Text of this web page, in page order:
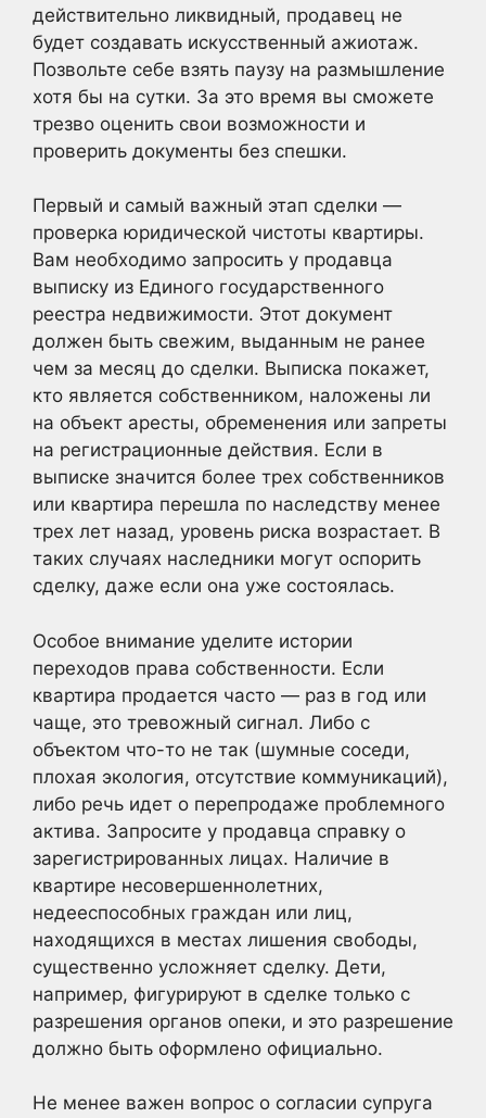
действительно ликвидный, продавец не
будет создавать искусственный ажиотаж.
Позвольте себе взять паузу на размышление
хотя бы на сутки. За это время вы сможете
трезво оценить свои возможности и
проверить документы без спешки.
Первый и самый важный этап сделки —
проверка юридической чистоты квартиры.
Вам необходимо запросить у продавца
выписку из Единого государственного
реестра недвижимости. Этот документ
должен быть свежим, выданным не ранее
чем за месяц до сделки. Выписка покажет,
кто является собственником, наложены ли
на объект аресты, обременения или запреты
на регистрационные действия. Если в
выписке значится более трех собственников
или квартира перешла по наследству менее
трех лет назад, уровень риска возрастает. В
таких случаях наследники могут оспорить
сделку, даже если она уже состоялась.
Особое внимание уделите истории
переходов права собственности. Если
квартира продается часто — раз в год или
чаще, это тревожный сигнал. Либо с
объектом что-то не так (шумные соседи,
плохая экология, отсутствие коммуникаций),
либо речь идет о перепродаже проблемного
актива. Запросите у продавца справку о
зарегистрированных лицах. Наличие в
квартире несовершеннолетних,
недееспособных граждан или лиц,
находящихся в местах лишения свободы,
существенно усложняет сделку. Дети,
например, фигурируют в сделке только с
разрешения органов опеки, и это разрешение
должно быть оформлено официально.
Не менее важен вопрос о согласии супруга